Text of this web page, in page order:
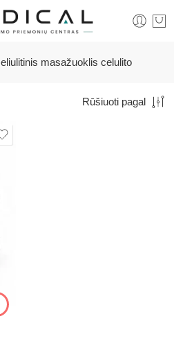
masažuoklis celulito
Rūšiuoti pagal